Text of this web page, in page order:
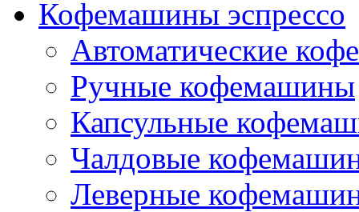
Кофемашины эспрессо
Автоматические
Ручные кофемашины
Капсульные
Чалдовые
Леверные